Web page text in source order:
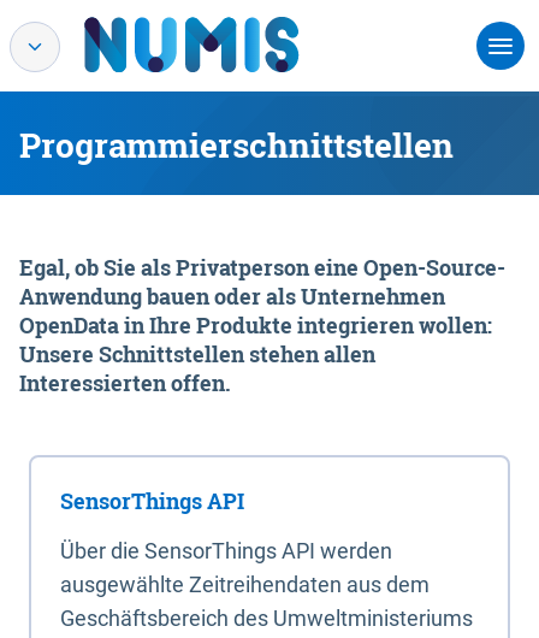
Programmierschnittstellen
Egal, ob Sie als Privatperson eine Open-Source-
Anwendung bauen oder als Unternehmen
OpenData in Ihre Produkte integrieren wollen:
Unsere Schnittstellen stehen allen
Interessierten offen.
SensorThings API
Über die SensorThings API werden
ausgewählte Zeitreihendaten aus dem
Geschäftsbereich des Umweltministeriums